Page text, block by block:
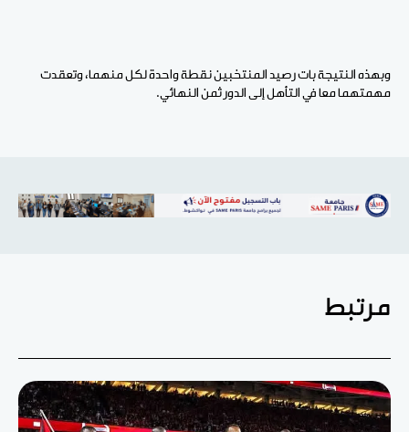
وبهذه النتيجة بات رصيد المنتخبين نقطة واحدة لكل منهما، وتعقدت
مهمتهما معا في التأهل إلى الدور ثمن النهائي.
مرتبط